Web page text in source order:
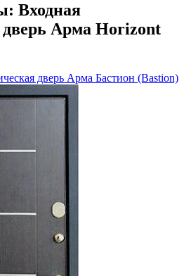
Входная
дверь Арма Horizont